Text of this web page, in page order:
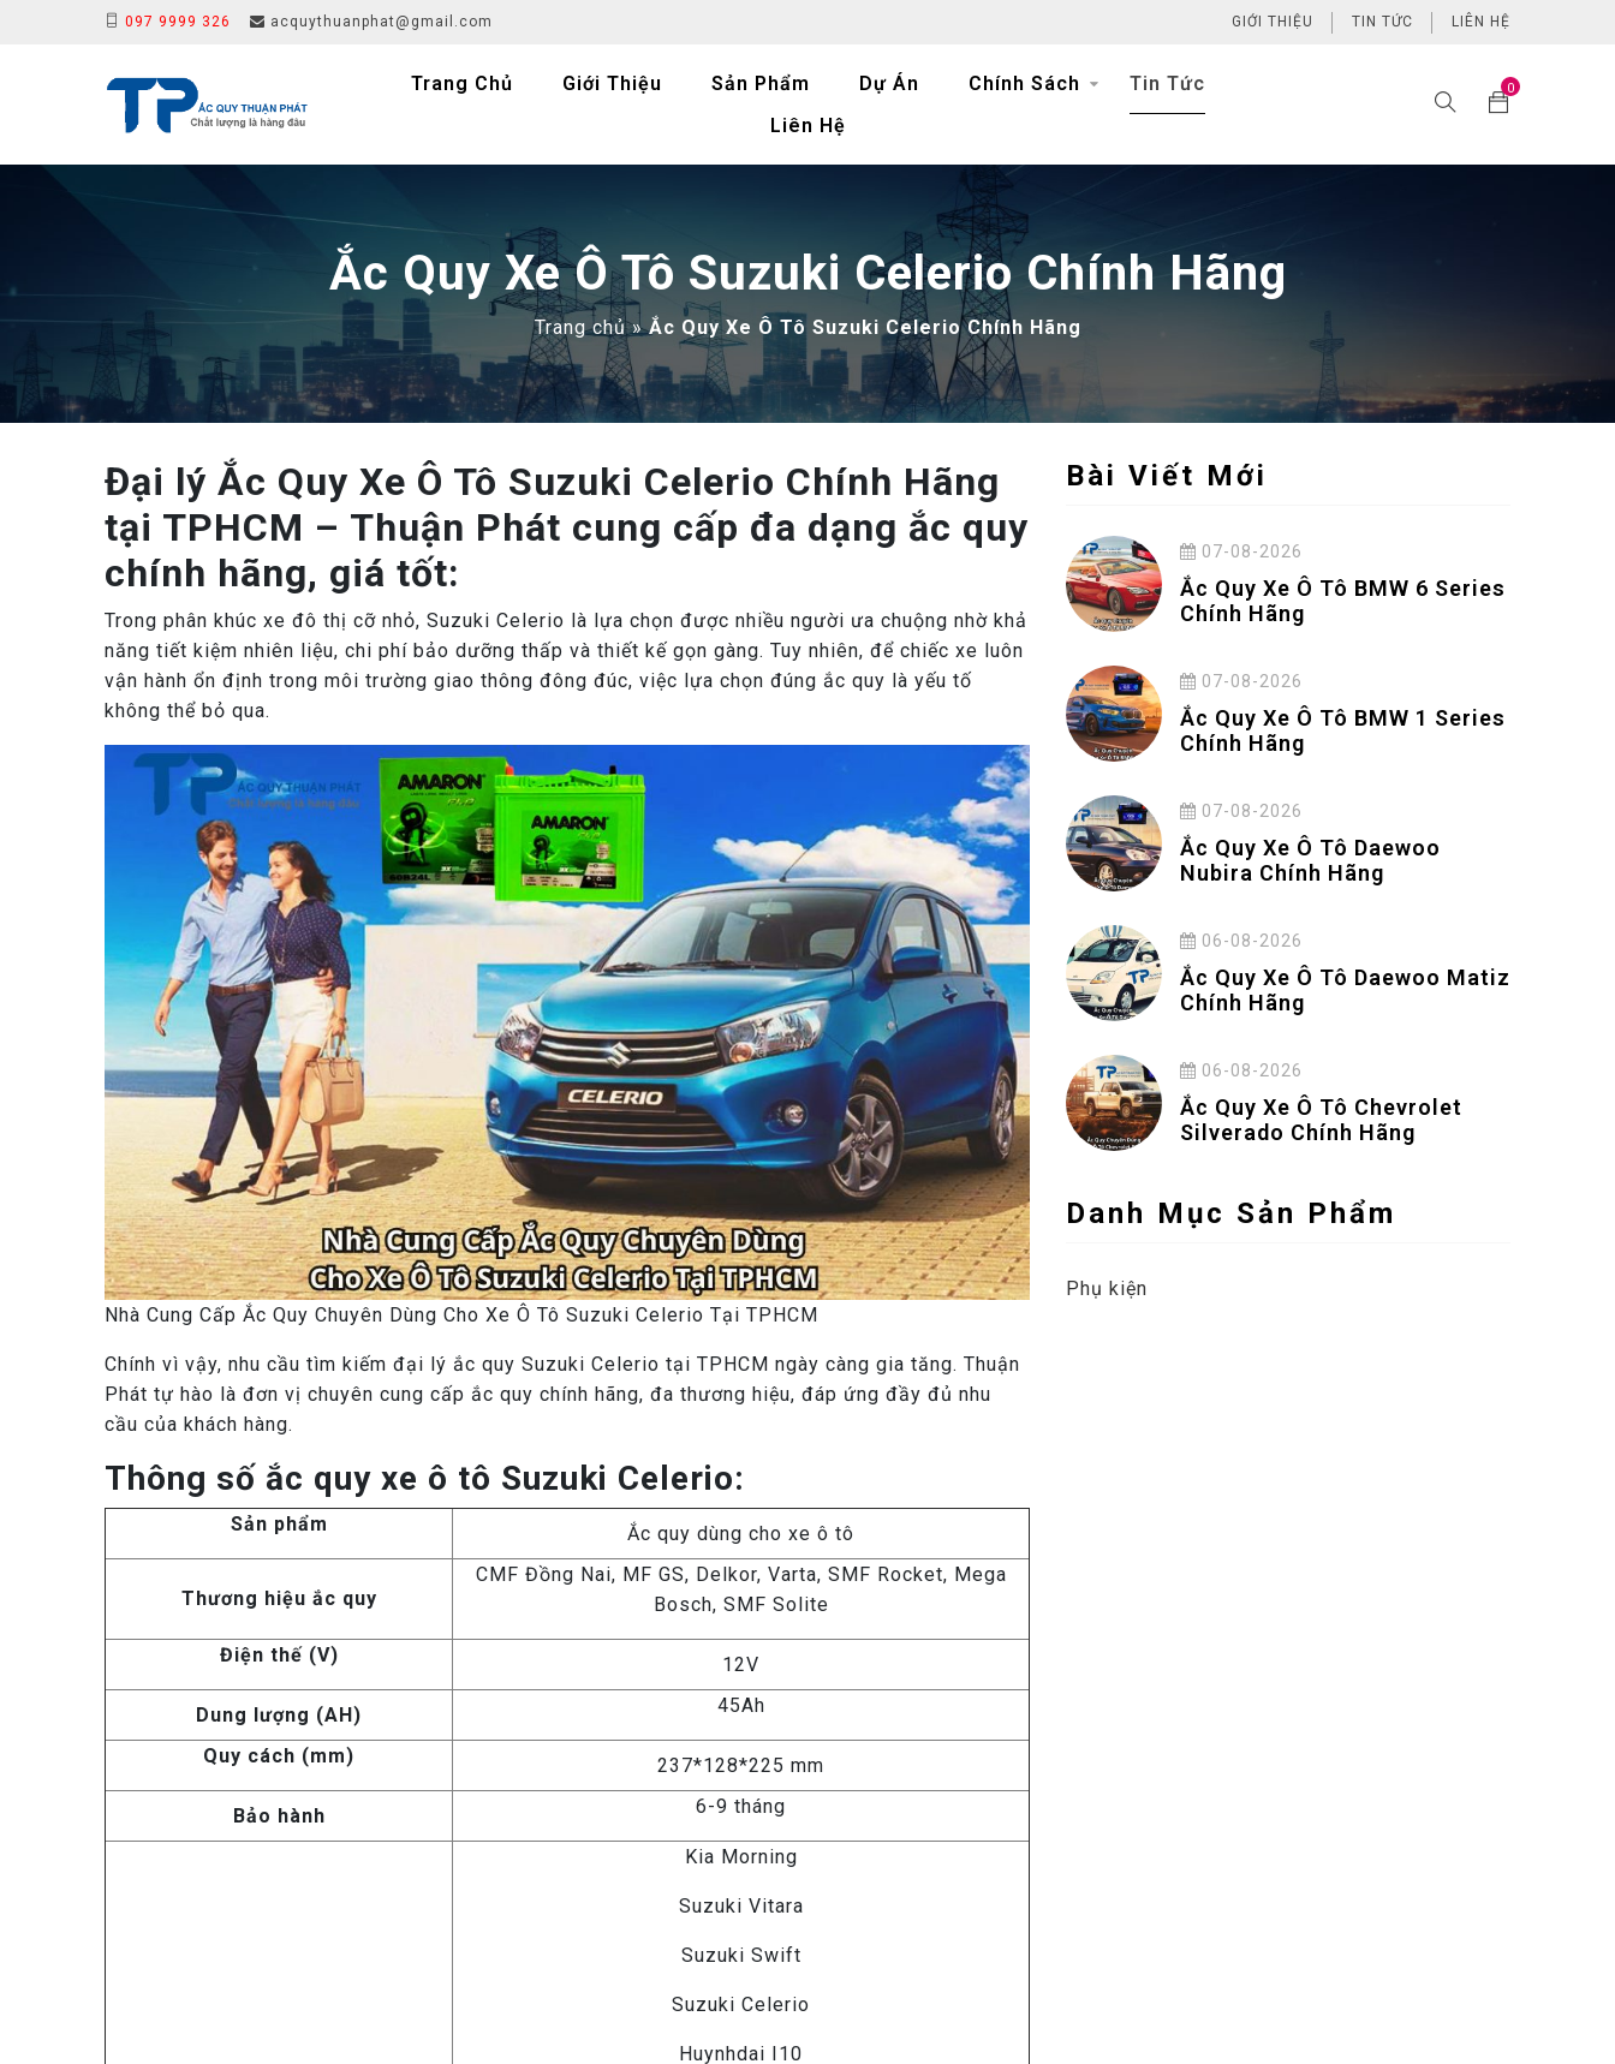
097 9999 326 acquythuanphat@gmail.com GIỚI THIỆU TIN TỨC LIÊN HỆ
Trang Chủ Giới Thiệu Sản Phẩm Dự Án Chính Sách
Tin Tức
Liên Hệ
0
Ắc Quy Xe Ô Tô Suzuki Celerio Chính Hãng
Trang chủ»Ắc Quy Xe Ô Tô Suzuki Celerio Chính Hãng
Đại lý Ắc Quy Xe Ô Tô Suzuki Celerio Chính Hãng
tại TPHCM – Thuận Phát cung cấp đa dạng ắc quy
chính hãng, giá tốt:
Trong phân khúc xe đô thị cỡ nhỏ, Suzuki Celerio là lựa chọn được nhiều người ưa chuộng nhờ khả
năng tiết kiệm nhiên liệu, chi phí bảo dưỡng thấp và thiết kế gọn gàng. Tuy nhiên, để chiếc xe luôn
vận hành ổn định trong môi trường giao thông đông đúc, việc lựa chọn đúng ắc quy là yếu tố
không thể bỏ qua.
Nhà Cung Cấp Ắc Quy Chuyên Dùng Cho Xe Ô Tô Suzuki Celerio Tại TPHCM
Chính vì vậy, nhu cầu tìm kiếm đại lý ắc quy Suzuki Celerio tại TPHCM ngày càng gia tăng. Thuận
Phát tự hào là đơn vị chuyên cung cấp ắc quy chính hãng, đa thương hiệu, đáp ứng đầy đủ nhu
cầu của khách hàng.
Thông số ắc quy xe ô tô Suzuki Celerio:
Sản phẩm Ắc quy dùng cho xe ô tô
Thương hiệu ắc quy
CMF Đồng Nai, MF GS, Delkor, Varta, SMF Rocket, Mega
Bosch, SMF Solite
Điện thế (V) 12V
Dung lượng (AH) 45Ah
Quy cách (mm) 237*128*225 mm
Bảo hành 6-9 tháng
Kia Morning
Suzuki Vitara
Suzuki Swift
Suzuki Celerio
Huynhdai I10
Bài Viết Mới
07-08-2026
Ắc Quy Xe Ô Tô BMW 6 Series
Chính Hãng
07-08-2026
Ắc Quy Xe Ô Tô BMW 1 Series
Chính Hãng
07-08-2026
Ắc Quy Xe Ô Tô Daewoo
Nubira Chính Hãng
06-08-2026
Ắc Quy Xe Ô Tô Daewoo Matiz
Chính Hãng
06-08-2026
Ắc Quy Xe Ô Tô Chevrolet
Silverado Chính Hãng
Danh Mục Sản Phẩm
Phụ kiện